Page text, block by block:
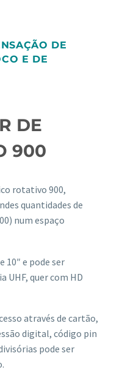
DE
E DE
DE
900
rotativo 900,
quantidades de
num espaço
10″ e pode ser
UHF, quer com HD
através de cartão,
digital, código pin
pode ser